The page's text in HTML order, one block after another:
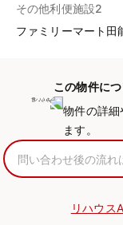
その他利便施設2
ファミリーマート田
この物件に
物件の詳細
ます。
リハウス